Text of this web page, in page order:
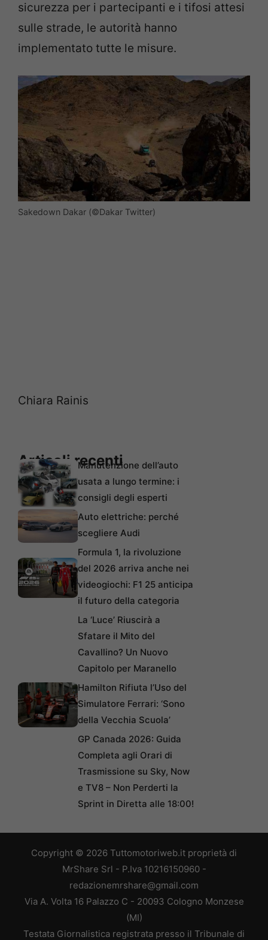
sicurezza per i partecipanti e i tifosi attesi
sulle strade, le autorità hanno
implementato tutte le misure.
Sakedown Dakar (©Dakar Twitter)
Chiara Rainis
Articoli recentiManutenzione dell’auto
usata a lungo termine: i
consigli degli esperti
Auto elettriche: perché
scegliere Audi
Formula 1, la rivoluzione
del 2026 arriva anche nei
videogiochi: F1 25 anticipa
il futuro della categoria
La ‘Luce’ Riuscirà a
Sfatare il Mito del
Cavallino? Un Nuovo
Capitolo per Maranello
Hamilton Rifiuta l’Uso del
Simulatore Ferrari: ‘Sono
della Vecchia Scuola’
GP Canada 2026: Guida
Completa agli Orari di
Trasmissione su Sky, Now
e TV8 – Non Perderti la
Sprint in Diretta alle 18:00!
Copyright © 2026 Tuttomotoriweb.it proprietà di
MrShare Srl - P.Iva 10216150960 -
redazionemrshare@gmail.com
Via A. Volta 16 Palazzo C - 20093 Cologno Monzese
(MI)
Testata Giornalistica registrata presso il Tribunale di